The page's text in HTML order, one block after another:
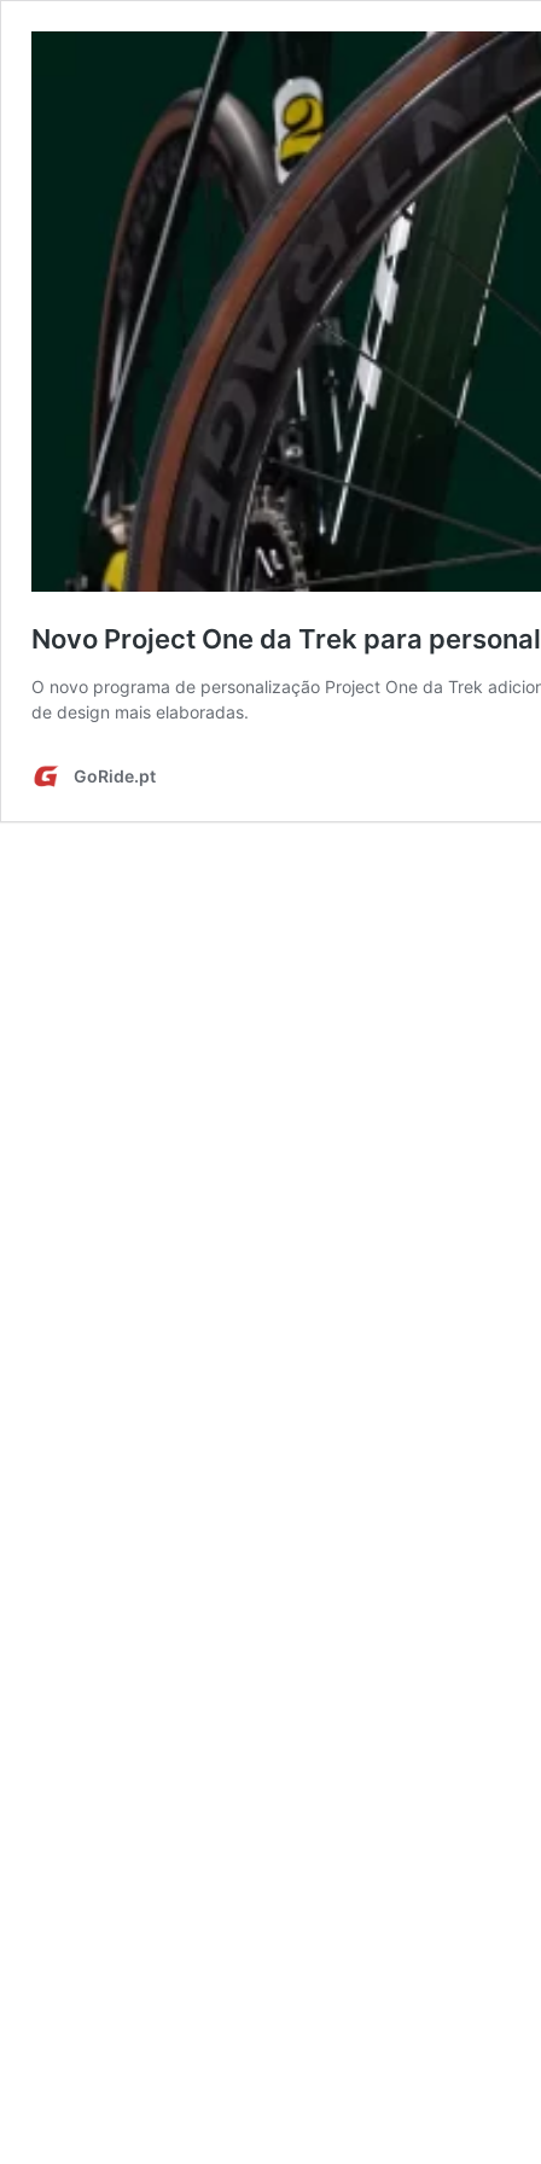
Novo Project One da Trek para
O novo programa de personalização Project One da Trek
de design mais elaboradas.
GoRide.pt